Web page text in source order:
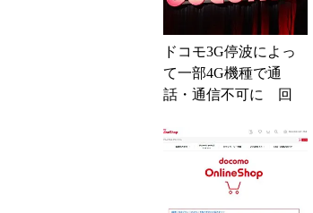
ドコモ3G停波によっ
て一部4G機種で通
話・通信不可に 回